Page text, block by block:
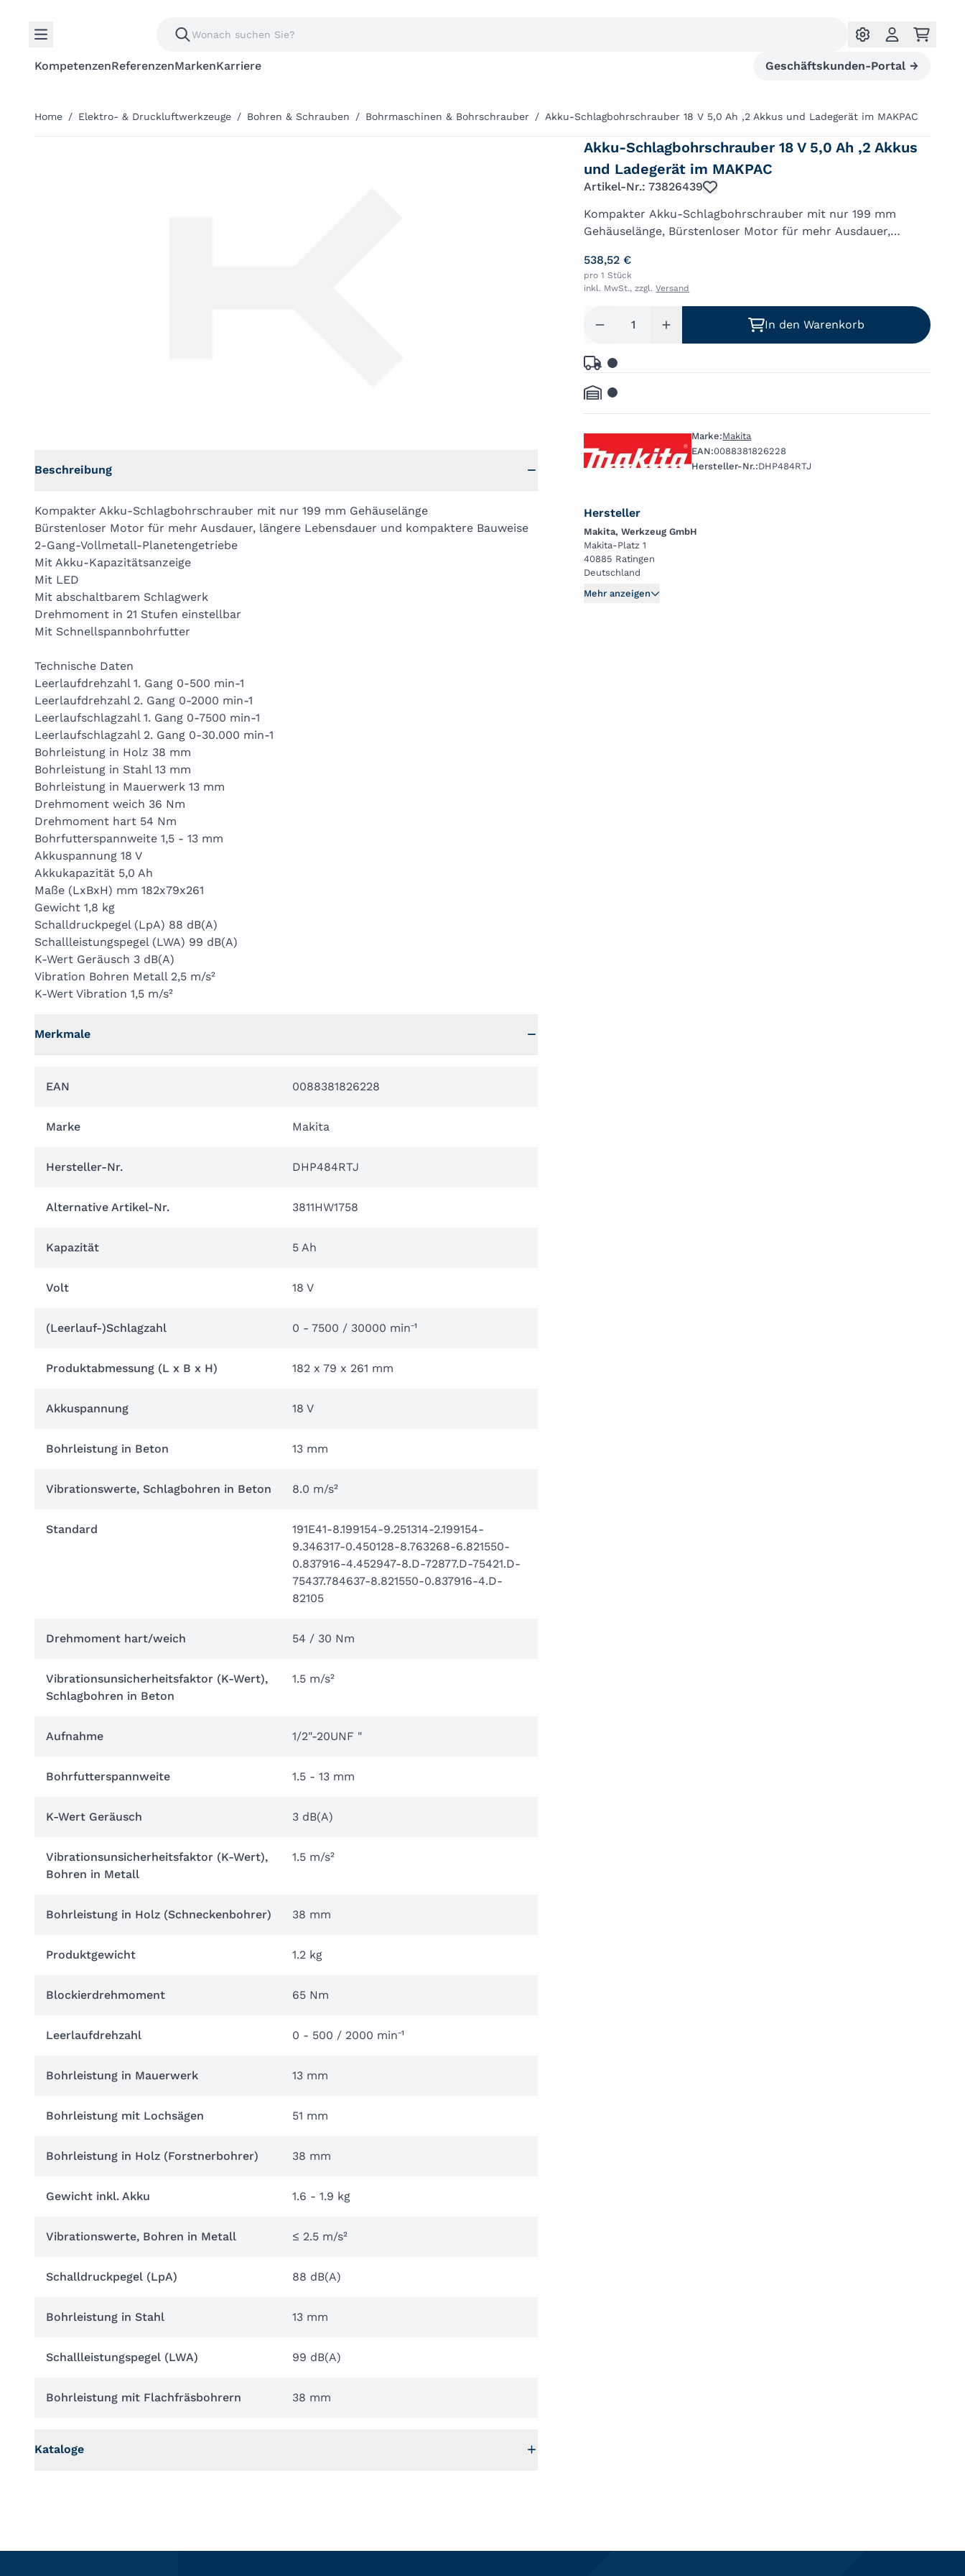
KompetenzenReferenzenMarkenKarriere Geschäftskunden-Portal →
Home / Elektro- & Druckluftwerkzeuge / Bohren & Schrauben / Bohrmaschinen & Bohrschrauber / Akku-Schlagbohrschrauber 18 V 5,0 Ah ,2 Akkus und Ladegerät im MAKPAC
Akku-Schlagbohrschrauber 18 V 5,0 Ah ,2 Akkus
und Ladegerät im MAKPAC
Artikel-Nr.: 73826439
Kompakter Akku-Schlagbohrschrauber mit nur 199 mm
Gehäuselänge, Bürstenloser Motor für mehr Ausdauer,
Vollmetall-Planetengetriebe, Mit Akku-Kapaz...
538,52 €
pro 1 Stück
inkl. MwSt., zzgl.Versand
In den Warenkorb
Marke:Makita
EAN:0088381826228
Hersteller-Nr.:DHP484RTJ
Hersteller
Makita, Werkzeug GmbH
Makita-Platz 1
40885 Ratingen
Deutschland
Mehr anzeigen
Beschreibung
Kompakter Akku-Schlagbohrschrauber mit nur 199 mm Gehäuselänge
Bürstenloser Motor für mehr Ausdauer, längere Lebensdauer und kompaktere Bauweise
2-Gang-Vollmetall-Planetengetriebe
Mit Akku-Kapazitätsanzeige
Mit LED
Mit abschaltbarem Schlagwerk
Drehmoment in 21 Stufen einstellbar
Mit Schnellspannbohrfutter
Technische Daten
Leerlaufdrehzahl 1. Gang 0-500 min-1
Leerlaufdrehzahl 2. Gang 0-2000 min-1
Leerlaufschlagzahl 1. Gang 0-7500 min-1
Leerlaufschlagzahl 2. Gang 0-30.000 min-1
Bohrleistung in Holz 38 mm
Bohrleistung in Stahl 13 mm
Bohrleistung in Mauerwerk 13 mm
Drehmoment weich 36 Nm
Drehmoment hart 54 Nm
Bohrfutterspannweite 1,5 - 13 mm
Akkuspannung 18 V
Akkukapazität 5,0 Ah
Maße (LxBxH) mm 182x79x261
Gewicht 1,8 kg
Schalldruckpegel (LpA) 88 dB(A)
Schallleistungspegel (LWA) 99 dB(A)
K-Wert Geräusch 3 dB(A)
Vibration Bohren Metall 2,5 m/s²
K-Wert Vibration 1,5 m/s²
Merkmale
EAN 0088381826228
Marke Makita
Hersteller-Nr. DHP484RTJ
Alternative Artikel-Nr. 3811HW1758
Kapazität 5 Ah
Volt 18 V
(Leerlauf-)Schlagzahl 0 - 7500 / 30000 min⁻¹
Produktabmessung (L x B x H) 182 x 79 x 261 mm
Akkuspannung 18 V
Bohrleistung in Beton 13 mm
Vibrationswerte, Schlagbohren in Beton 8.0 m/s²
Standard
191E41-8.199154-9.251314-2.199154-
9.346317-0.450128-8.763268-6.821550-
0.837916-4.452947-8.D-72877.D-75421.D-
75437.784637-8.821550-0.837916-4.D-
82105
Drehmoment hart/weich 54 / 30 Nm
Vibrationsunsicherheitsfaktor (K-Wert),
Schlagbohren in Beton
1.5 m/s²
Aufnahme 1/2"-20UNF "
Bohrfutterspannweite 1.5 - 13 mm
K-Wert Geräusch 3 dB(A)
Vibrationsunsicherheitsfaktor (K-Wert),
Bohren in Metall
1.5 m/s²
Bohrleistung in Holz (Schneckenbohrer) 38 mm
Produktgewicht 1.2 kg
Blockierdrehmoment 65 Nm
Leerlaufdrehzahl 0 - 500 / 2000 min⁻¹
Bohrleistung in Mauerwerk 13 mm
Bohrleistung mit Lochsägen 51 mm
Bohrleistung in Holz (Forstnerbohrer) 38 mm
Gewicht inkl. Akku 1.6 - 1.9 kg
Vibrationswerte, Bohren in Metall ≤ 2.5 m/s²
Schalldruckpegel (LpA) 88 dB(A)
Bohrleistung in Stahl 13 mm
Schallleistungspegel (LWA) 99 dB(A)
Bohrleistung mit Flachfräsbohrern 38 mm
Kataloge